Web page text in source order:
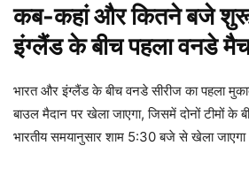
कब-कहां और कितने बजे शुरू
इंग्लैंड के बीच पहला वनडे
भारत और इंग्लैंड के बीच वनडे सीरीज का पहला
बाउल मैदान पर खेला जाएगा, जिसमें दोनों टीमों
भारतीय समयानुसार शाम 5:30 बजे से खेला